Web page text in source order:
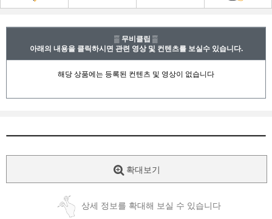
▒ 무비클립 ▒
아래의 내용을 클릭하시면 관련 영상 및 컨텐츠를 보실수 있습니다.
확대보기
상세 정보를 확대해 보실 수 있습니다